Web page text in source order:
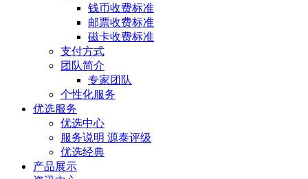
钱币收费标准
邮票收费标准
磁卡收费标准
支付方式
团队简介
专家团队
个性化服务
优选服务
优选中心
服务说明 源泰评级
优选经典
产品展示